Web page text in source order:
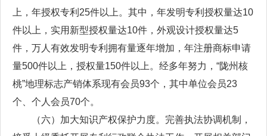
上，年授权专利25件以上。其中，年发明专利授权量达10
件以上，实用新型授权量达10件，外观设计授权量达5
件，万人有效发明专利拥有量逐年增加，年注册商标申请
量500件以上，授权量150件以上。经多年努力，“陇州核
桃”地理标志产销体系现有会员93个，其中单位会员23
个、个人会员70个。
（六）加大知识产权保护力度。完善执法协调机制，